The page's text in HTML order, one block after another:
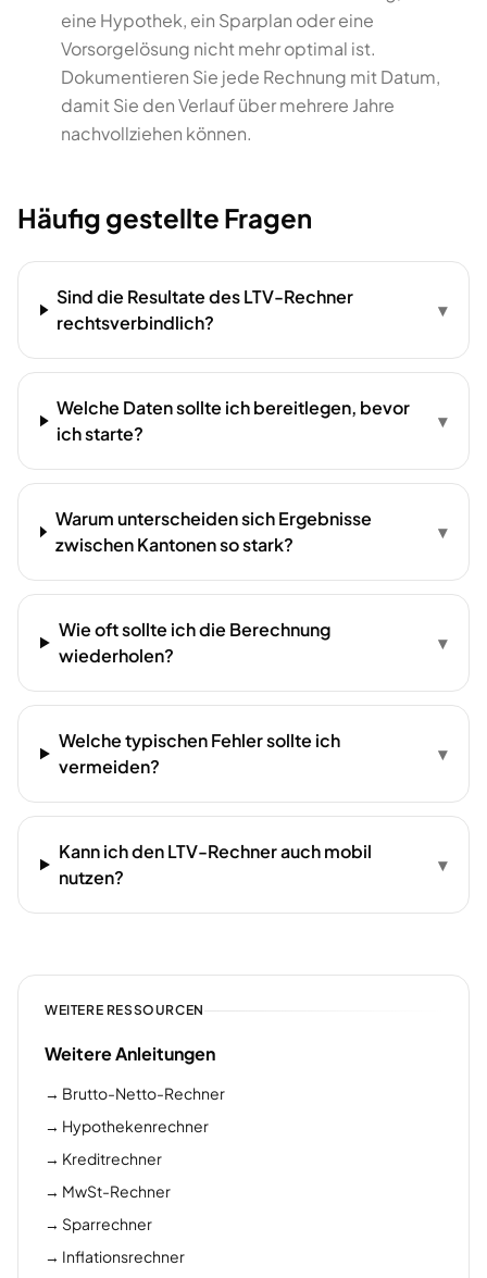
eine Hypothek, ein Sparplan oder eine
Vorsorgelösung nicht mehr optimal ist.
Dokumentieren Sie jede Rechnung mit Datum,
damit Sie den Verlauf über mehrere Jahre
nachvollziehen können.
Häufig gestellte Fragen
Sind die Resultate des LTV-Rechner
rechtsverbindlich?
▾
Welche Daten sollte ich bereitlegen, bevor
ich starte?
▾
Warum unterscheiden sich Ergebnisse
zwischen Kantonen so stark?
▾
Wie oft sollte ich die Berechnung
wiederholen?
▾
Welche typischen Fehler sollte ich
vermeiden?
▾
Kann ich den LTV-Rechner auch mobil
nutzen?
▾
WEITERE RESSOURCEN
Weitere Anleitungen
→ Brutto-Netto-Rechner
→ Hypothekenrechner
→ Kreditrechner
→ MwSt-Rechner
→ Sparrechner
→ Inflationsrechner